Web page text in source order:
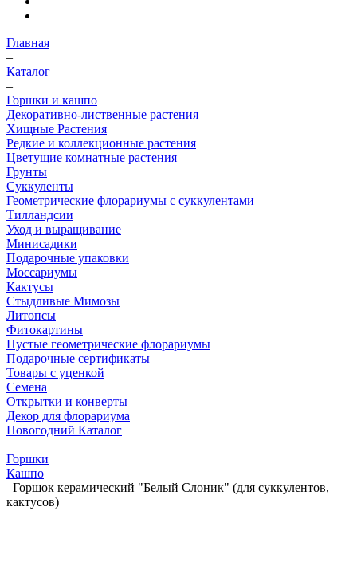
Главная
–
Каталог
–
Горшки и кашпо
Декоративно-лиственные растения
Хищные Растения
Редкие и коллекционные растения
Цветущие комнатные растения
Грунты
Суккуленты
Геометрические флорариумы с суккулентами
Тилландсии
Уход и выращивание
Минисадики
Подарочные упаковки
Моссариумы
Кактусы
Стыдливые Мимозы
Литопсы
Фитокартины
Пустые геометрические флорариумы
Подарочные сертификаты
Товары с уценкой
Семена
Открытки и конверты
Декор для флорариума
Новогодний Каталог
–
Горшки
Кашпо
–Горшок керамический "Белый Слоник" (для суккулентов,
кактусов)